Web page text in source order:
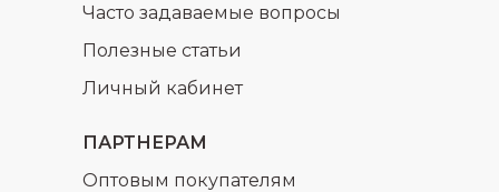
ПАРТНЕРАМ
Оптовым покупателям
Часто задаваемые вопросы
Полезные статьи
Личный кабинет